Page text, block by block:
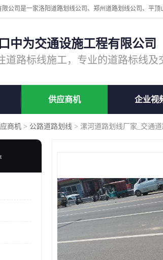
中为交通设施工程有限公司
供应商机 企业视
商机 > 公路道路划线 > 漯河道路划线厂家_交通